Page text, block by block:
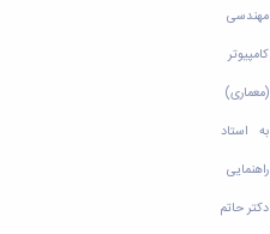
مهندسی
کامپیوتر
(معماری)
به استاد
راهنمایی
دکتر حاتم